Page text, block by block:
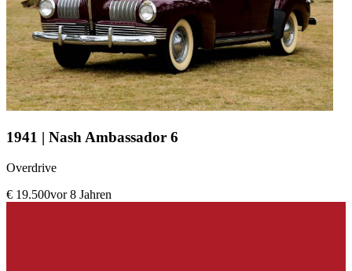
1941 | Nash Ambassador 6
Overdrive
€ 19.500vor 8 Jahren